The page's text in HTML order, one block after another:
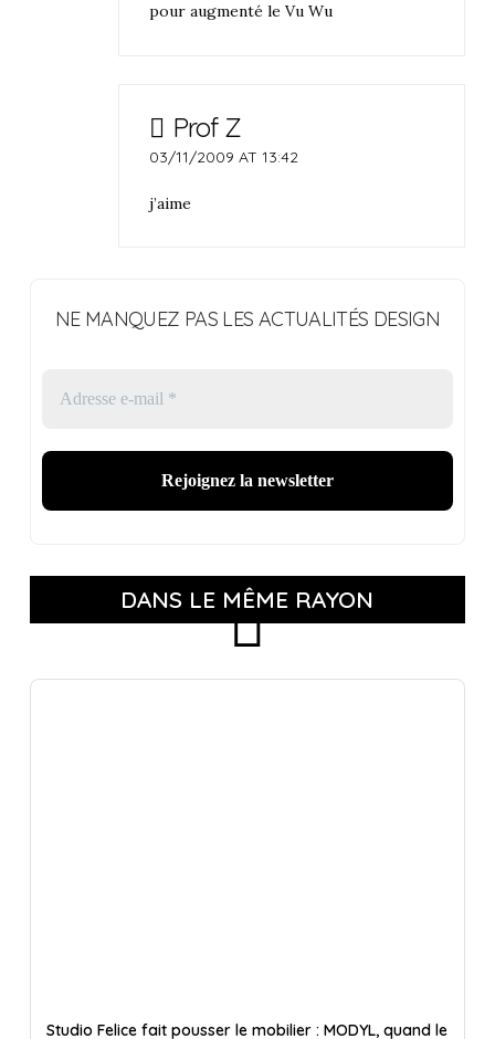
pour augmenté le Vu Wu
Prof Z
03/11/2009 AT 13:42
j’aime
NE MANQUEZ PAS LES ACTUALITÉS DESIGN
DANS LE MÊME RAYON
Studio Felice fait pousser le mobilier : MODYL, quand le